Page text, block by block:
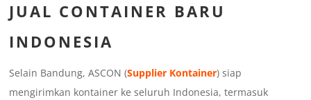
JUAL CONTAINER BARU
INDONESIA
Selain Bandung, ASCON (Supplier Kontainer) siap
mengirimkan kontainer ke seluruh Indonesia, termasuk